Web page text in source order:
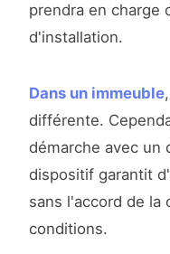
prendra en charge
d'installation.
Dans un immeuble
différente.
démarche avec un
dispositif garantit
sans l'accord de la
conditions.